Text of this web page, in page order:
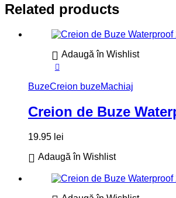
Related products
Adaugă în Wishlist
BuzeCreion buzeMachiaj
Creion de Buze
19.95 lei
Adaugă în Wishlist